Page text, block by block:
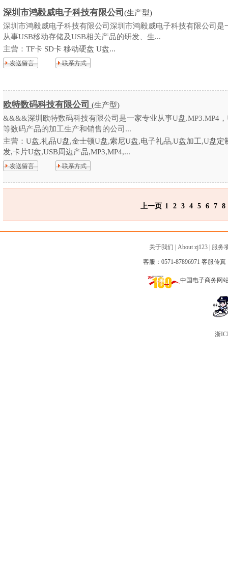
深圳市鸿毅威电子科技有限公司 (生产型)
深圳市鸿毅威电子科技有限公司深圳市鸿毅威电子科技有限公司是
从事USB移动存储及USB相关产品的研发、生...
主营： TF卡 SD卡 移动硬盘 U盘...
发送留言 联系方式
欧特数码科技有限公司 (生产型)
&&&&深圳欧特数码科技有限公司是一家专业从事U盘.MP3.MP4，
等数码产品的加工生产和销售的公司...
主营： U盘,礼品U盘,金士顿U盘,索尼U盘,电子礼品,U盘加工,U盘定
发,卡片U盘,USB周边产品,MP3,MP4,...
发送留言 联系方式
上一页 1 2 3 4 5 6 7 8
关于我们 About zj123| 服务
客服：0571-87896971 客服传真
中国电子商务网
浙